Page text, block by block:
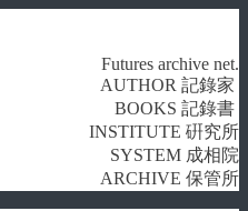
Futures archive net.
AUTHOR 記錄家
BOOKS 記錄書
INSTITUTE 硏究所
SYSTEM 成相院
ARCHIVE 保管所